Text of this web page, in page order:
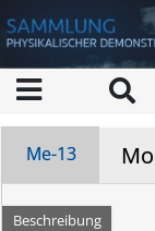
Me-13
Beschreibung